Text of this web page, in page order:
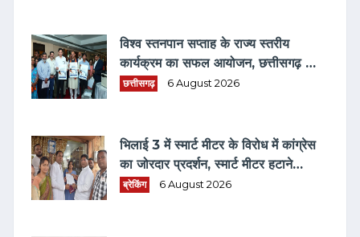
विश्व स्तनपान सप्ताह के राज्य स्तरीय
कार्यक्रम का सफल आयोजन, छत्तीसगढ़ के
प्रथम "मातृ दूध कोष (MOTHER MILK
छत्तीसगढ़ 6 August 2026
भिलाई 3 में स्मार्ट मीटर के विरोध में कांग्रेस
का जोरदार प्रदर्शन, स्मार्ट मीटर हटाने
भरवाया फार्म
ब्रेकिंग 6 August 2026